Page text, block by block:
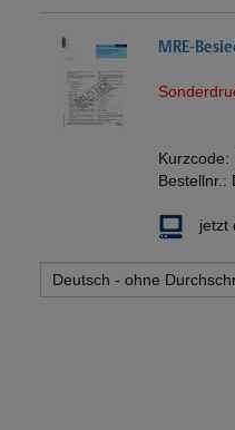
MRE-
Kurzcode:
Bestellnr.:
jetzt